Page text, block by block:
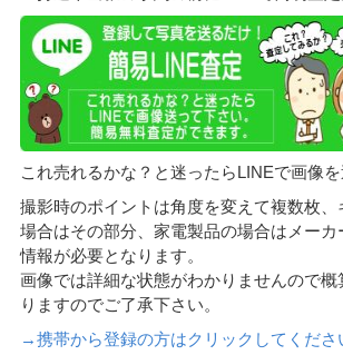
これ売れるかな？と迷ったらLINEで画像を
撮影時のポイントは角度を変えて複数枚、
場合はその部分、家電製品の場合はメー
情報が必要となります。
画像では詳細な状態がわかりませんので概
りますのでご了承下さい。
→携帯から登録の方はクリックしてくだ